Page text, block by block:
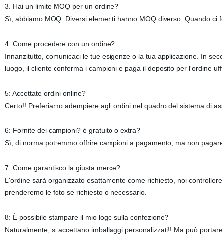
3. Hai un limite MOQ per un ordine?
Sì, abbiamo MOQ. Diversi elementi hanno MOQ diverso. Quando
4: Come procedere con un ordine?
Innanzitutto, comunicaci le tue esigenze o la tua applicazione. In
luogo, il cliente conferma i campioni e paga il deposito per l'ordine
5: Accettate ordini online?
Certo!! Preferiamo adempiere agli ordini nel quadro del sistema di
6: Fornite dei campioni? è gratuito o extra?
Sì, di norma potremmo offrire campioni a pagamento, ma non
7: Come garantisco la giusta merce?
L'ordine sarà organizzato esattamente come richiesto, noi
prenderemo le foto se richiesto o necessario.
8: È possibile stampare il mio logo sulla confezione?
Naturalmente, si accettano imballaggi personalizzati!! Ma può